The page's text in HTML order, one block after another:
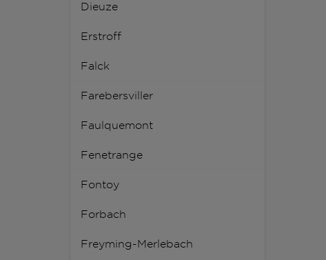
Dieuze
Erstroff
Falck
Farebersviller
Faulquemont
Fenetrange
Fontoy
Forbach
Freyming-Merlebach